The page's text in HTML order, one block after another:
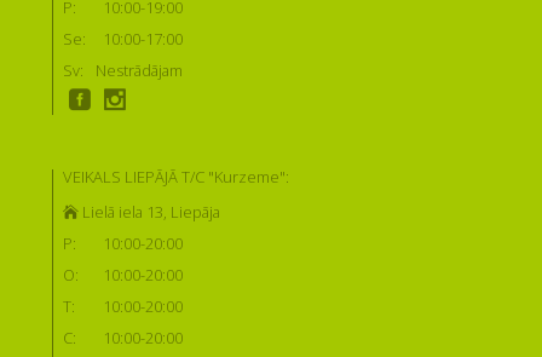
P:
10:00-19:00
Se:
10:00-17:00
Sv:
Nestrādājam
VEIKALS LIEPĀJĀ T/C "Kurzeme":
Lielā iela 13, Liepāja
P:
10:00-20:00
O:
10:00-20:00
T:
10:00-20:00
C:
10:00-20:00